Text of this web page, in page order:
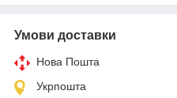
Умови доставки
Нова Пошта
Укрпошта